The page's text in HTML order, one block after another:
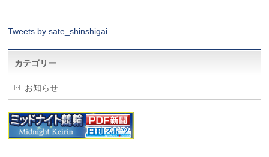
Tweets by sate_shinshigai
カテゴリー
お知らせ